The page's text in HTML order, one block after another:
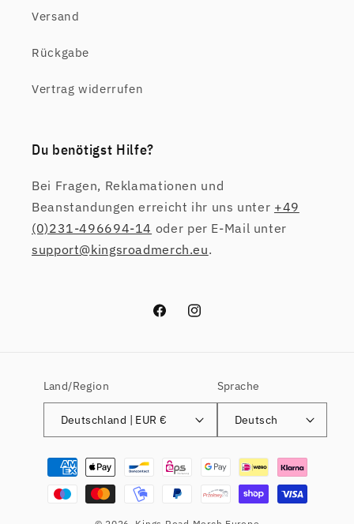
Versand
Rückgabe
Vertrag widerrufen
Du benötigst Hilfe?
Bei Fragen, Reklamationen und
Beanstandungen erreicht ihr uns unter +49
(0)231-496694-14 oder per E-Mail unter
support@kingsroadmerch.eu.
FacebookInstagram
Land/Region
Deutschland | EUR €
Sprache
Deutsch
Zahlungsmethoden